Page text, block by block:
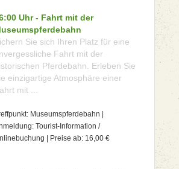
Uhr - Fahrt mit der
Sie sich Ihren Platz für eine
Fahrt mit der
Pferdebahn. Erleben Sie
einzigartige Atmosphäre einer
mit ...
Museumspferdebahn |
Tourist-Information /
| Preise ab: 16,00 €